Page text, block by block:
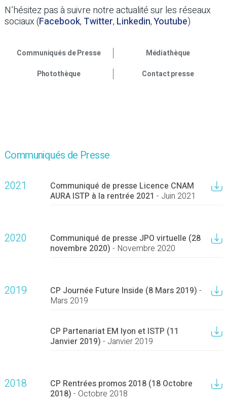
N’hésitez pas à suivre notre actualité sur les réseaux
sociaux (Facebook, Twitter, Linkedin,Youtube)
Communiqués de Presse
Médiathèque
Photothèque
Contact presse
Communiqués de Presse
2021
Communiqué de presse Licence CNAM
AURA ISTP à la rentrée 2021 - Juin 2021
2020
Communiqué de presse JPO virtuelle (28
novembre 2020) - Novembre 2020
2019 CP Journée Future Inside (8 Mars 2019) -
Mars 2019
CP Partenariat EM lyon et ISTP (11
Janvier 2019) - Janvier 2019
2018
CP Rentrées promos 2018 (18 Octobre
2018) - Octobre 2018